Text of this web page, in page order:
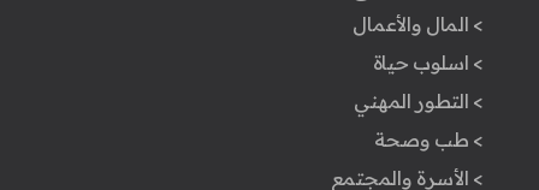
> المال والأعمال
> اسلوب حياة
> التطور المهني
> طب وصحة
> الأسرة والمجتمع